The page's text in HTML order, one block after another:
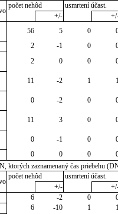
počet nehôd usmrtení účast.
+/-
56 5 0
2 -1 0
2 0 0
11 -2 1 1
0 -2 0
11 3 0
0 -1 0
0 0 0
ktorých zaznamenaný čas priebehu
počet nehôd usmrtení účast.
+/-
6 -2 0
6 -10 1